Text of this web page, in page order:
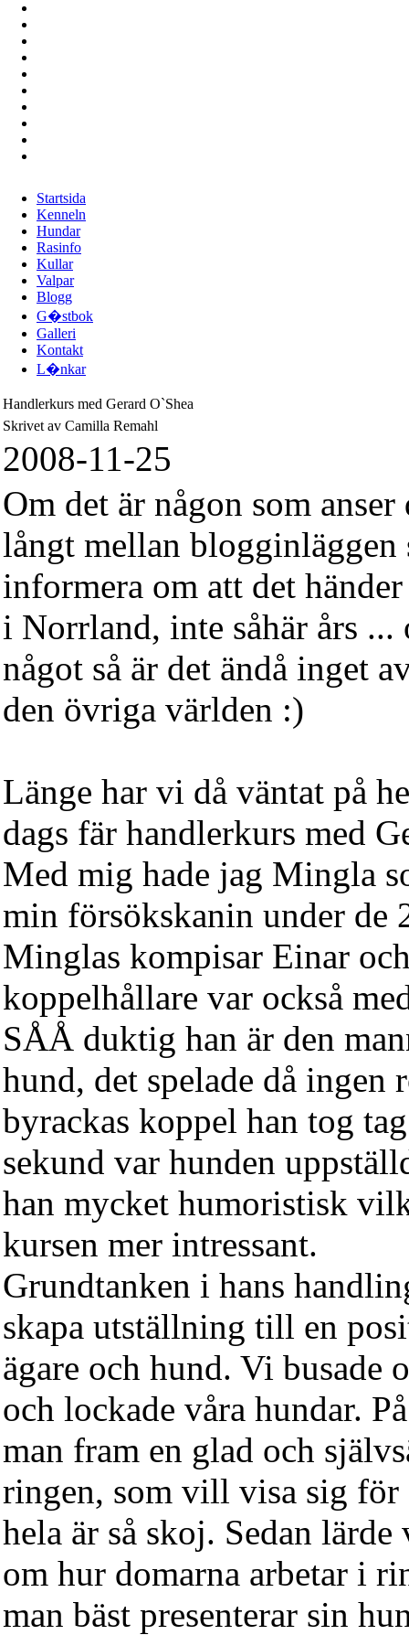
Startsida
Kenneln
Hundar
Rasinfo
Kullar
Valpar
Blogg
G�stbok
Galleri
Kontakt
L�nkar
Handlerkurs med Gerard O`Shea
Skrivet av Camilla Remahl
2008-11-25
Om det är någon som
långt mellan blogginläggen
informera om att det
i Norrland, inte såhär års ...
något så är det ändå inget
den övriga världen :)
Länge har vi då väntat på
dags fär handlerkurs med
Med mig hade jag Mingla
min försökskanin under de
Minglas kompisar Einar
koppelhållare var också
SÅÅ duktig han är den
hund, det spelade då
byrackas koppel han tog
sekund var hunden
han mycket humoristisk
kursen mer intressant.
Grundtanken i hans
skapa utställning till en
ägare och hund. Vi busade
och lockade våra hundar.
man fram en glad och
ringen, som vill visa sig för
hela är så skoj. Sedan
om hur domarna arbetar i
man bäst presenterar sin